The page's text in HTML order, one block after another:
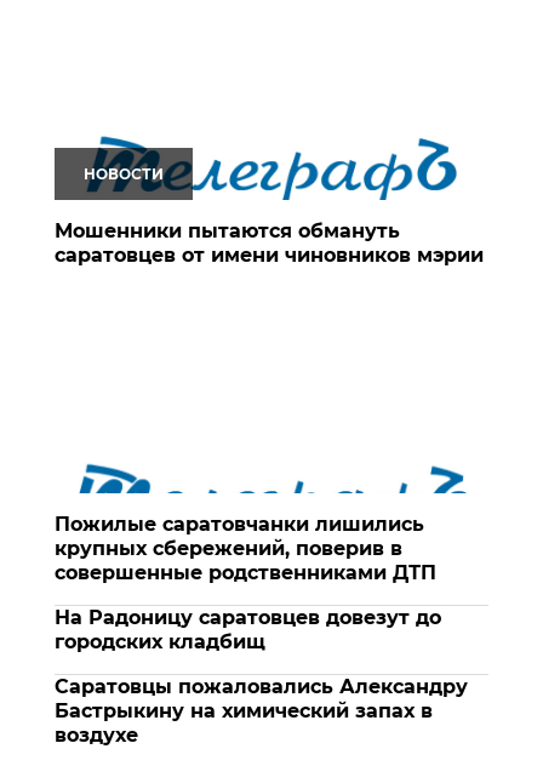
НОВОСТИ
Мошенники пытаются обмануть
саратовцев от имени чиновников мэрии
Пожилые саратовчанки лишились
крупных сбережений, поверив в
совершенные родственниками ДТП
На Радоницу саратовцев довезут до
городских кладбищ
Саратовцы пожаловались Александру
Бастрыкину на химический запах в
воздухе